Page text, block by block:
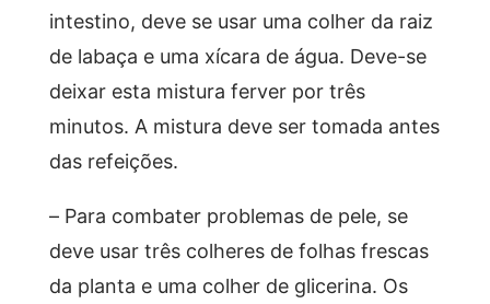
intestino, deve se usar uma colher da raiz
de labaça e uma xícara de água. Deve-se
deixar esta mistura ferver por três
minutos. A mistura deve ser tomada antes
das refeições.
– Para combater problemas de pele, se
deve usar três colheres de folhas frescas
da planta e uma colher de glicerina. Os